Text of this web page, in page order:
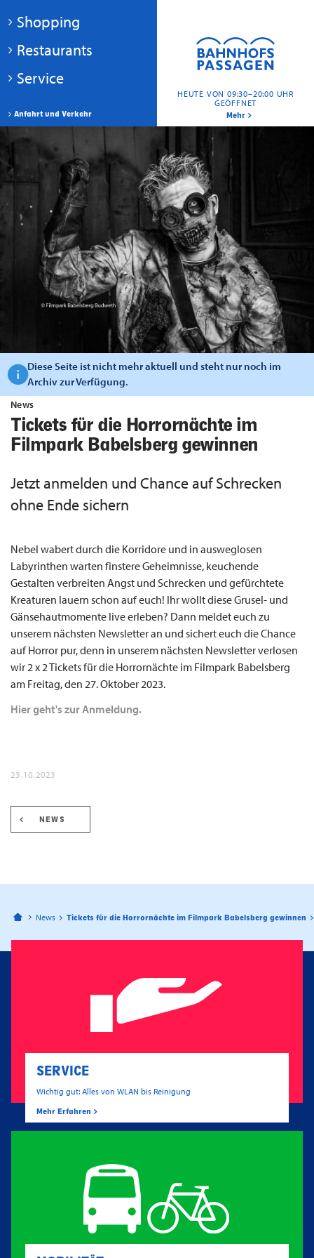
HEUTE VON 09:30–20:00 UHR
GEÖFFNET
Mehr
Anfahrt und Verkehr
Shopping
Restaurants
Service
Diese Seite ist nicht mehr aktuell und steht nur noch im
Archiv zur Verfügung.
News
Tickets für die Horrornächte im
Filmpark Babelsberg gewinnen
Jetzt anmelden und Chance auf Schrecken
ohne Ende sichern
Nebel wabert durch die Korridore und in ausweglosen
Labyrinthen warten finstere Geheimnisse, keuchende
Gestalten verbreiten Angst und Schrecken und gefürchtete
Kreaturen lauern schon auf euch! Ihr wollt diese Grusel- und
Gänsehautmomente live erleben? Dann meldet euch zu
unserem nächsten Newsletter an und sichert euch die Chance
auf Horror pur, denn in unserem nächsten Newsletter verlosen
wir 2 x 2 Tickets für die Horrornächte im Filmpark Babelsberg
am Freitag, den 27. Oktober 2023.
Hier geht's zur Anmeldung.
23.10.2023
NEWS
Bahnhofspassagen Potsdam
News Tickets für die Horrornächte im Filmpark Babelsberg gewinnen
SERVICE
Wichtig gut: Alles von WLAN bis Reinigung
Mehr Erfahren